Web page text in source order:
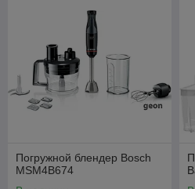
Погружной блендер Bosch
MSM4B674